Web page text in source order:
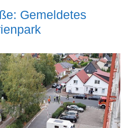
Gemeldetes